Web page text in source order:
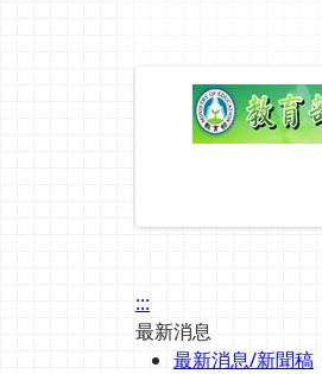
:::
最新消息
最新消息/新聞稿